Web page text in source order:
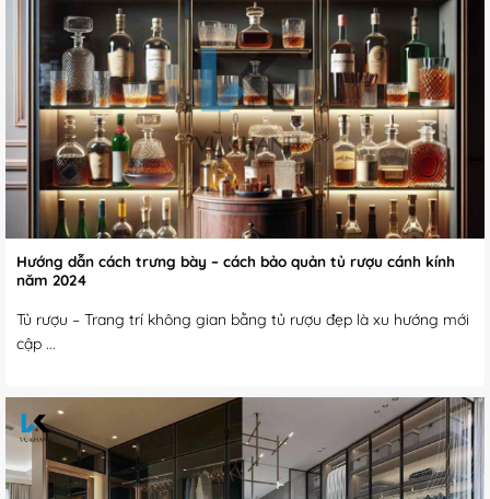
Hướng dẫn cách trưng bày – cách bảo quản tủ rượu cánh kính
năm 2024
Tủ rượu – Trang trí không gian bằng tủ rượu đẹp là xu hướng mới
cập ...